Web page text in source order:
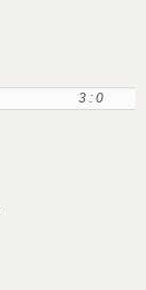
3 : 0